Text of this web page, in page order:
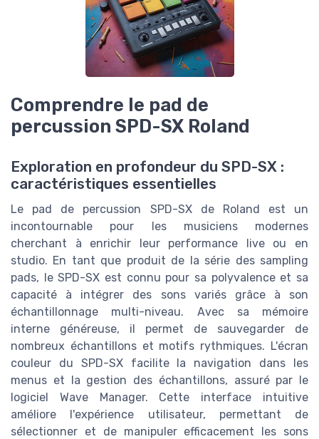
Comprendre le pad de
percussion SPD-SX Roland
Exploration en profondeur du SPD-SX :
caractéristiques essentielles
Le pad de percussion SPD-SX de Roland est un
incontournable pour les musiciens modernes
cherchant à enrichir leur performance live ou en
studio. En tant que produit de la série des sampling
pads, le SPD-SX est connu pour sa polyvalence et sa
capacité à intégrer des sons variés grâce à son
échantillonnage multi-niveau. Avec sa mémoire
interne généreuse, il permet de sauvegarder de
nombreux échantillons et motifs rythmiques. L'écran
couleur du SPD-SX facilite la navigation dans les
menus et la gestion des échantillons, assuré par le
logiciel Wave Manager. Cette interface intuitive
améliore l'expérience utilisateur, permettant de
sélectionner et de manipuler efficacement les sons